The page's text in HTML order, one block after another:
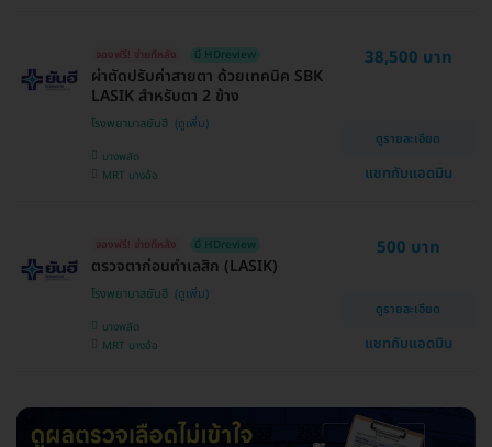
จองฟรี! จ่ายทีหลัง มี HDreview
ผ่าตัดปรับค่าสายตา ด้วยเทคนิค SBK
LASIK สำหรับตา 2 ข้าง
โรงพยาบาลยันฮี
บางพลัด
MRT บางอ้อ
38,500 บาท
ดูรายละเอียด
แชทกับแอดมิน
จองฟรี! จ่ายทีหลัง มี HDreview
ตรวจตาก่อนทำเลสิก (LASIK)
โรงพยาบาลยันฮี
บางพลัด
MRT บางอ้อ
500 บาท
ดูรายละเอียด
แชทกับแอดมิน